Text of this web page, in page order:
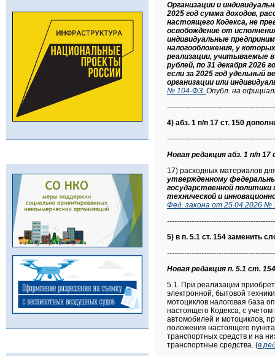
Организации и
2025 год сумма доходов,
настоящего Кодекса, не
освобождение от
индивидуальные
налогообложения, у
реализации, учитываемые
рублей, по 31 декабря
если за 2025 год удельный
организации или
№ 104-ФЗ. Опубл. на
4) абз. 1 п/п 17 ст. 150
Новая редакция абз. 1 п/п
17) расходных материалов
утвержденному
государственной политики
технической и
Фед. закона от 25.04.2026 №
5) в п. 5.1 ст. 154 заменить
Новая редакция п. 5.1 ст.
5.1. При реализации
электронной, бытовой
мотоциклов налоговая база
настоящего Кодекса, с
автомобилей и мотоциклов,
положения настоящего
транспортных средств и на
транспортные средства. (в